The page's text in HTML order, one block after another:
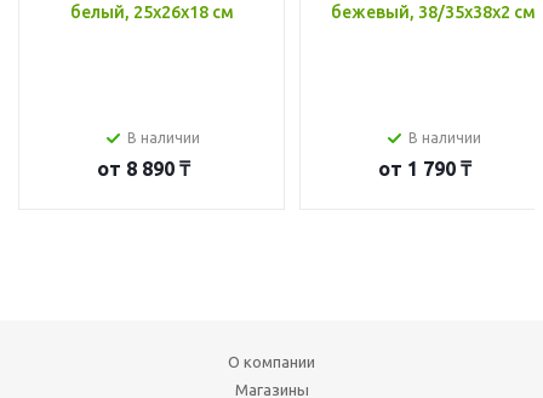
белый, 25x26x18 см
В наличии
от 8 890 ₸
бежевый, 38/35x38x2 см
В наличии
от 1 790 ₸
О компании
Магазины